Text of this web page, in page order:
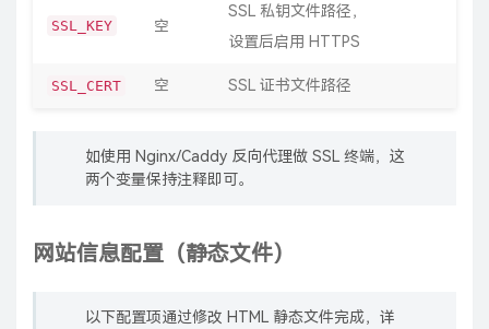
SSL_KEY 空
SSL 私钥文件路径，
设置后启用 HTTPS
SSL_CERT 空 SSL 证书文件路径
如使用 Nginx/Caddy 反向代理做 SSL 终端，这
两个变量保持注释即可。
网站信息配置（静态文件）
以下配置项通过修改 HTML 静态文件完成，详